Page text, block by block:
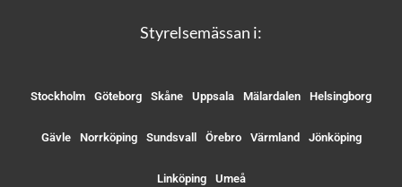
Styrelsemässan i:
Stockholm Göteborg Skåne Uppsala Mälardalen Helsingborg
Gävle Norrköping Sundsvall Örebro Värmland Jönköping
Linköping Umeå